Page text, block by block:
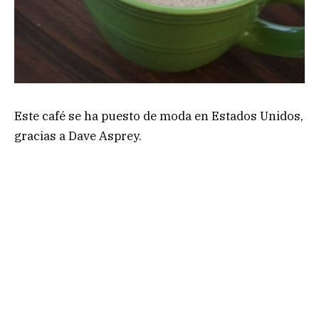
Este café se ha puesto de moda en Estados Unidos,
gracias a Dave Asprey.